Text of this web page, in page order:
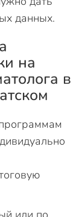
данных.
на
в